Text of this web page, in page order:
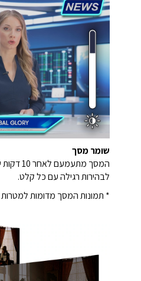
שומר מסך
המסך
לבהירות רגילה עם כל קלט.
* תמונות המסך מדומות